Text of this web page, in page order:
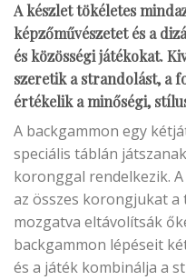
A készlet tökéletes
képzőművészetet és a
és közösségi játékokat.
szeretik a strandolást, a
értékelik a minőségi,
A backgammon egy
speciális táblán
koronggal rendelkezik.
az összes korongjukat a
mozgatva eltávolítsák
backgammon lépéseit
és a játék kombinálja a